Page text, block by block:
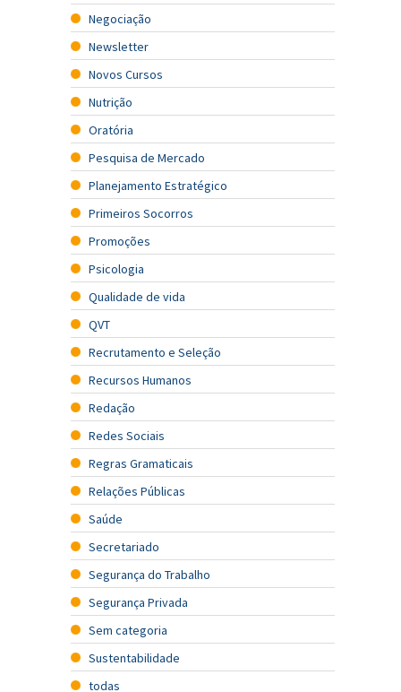
Negociação
Newsletter
Novos Cursos
Nutrição
Oratória
Pesquisa de Mercado
Planejamento Estratégico
Primeiros Socorros
Promoções
Psicologia
Qualidade de vida
QVT
Recrutamento e Seleção
Recursos Humanos
Redação
Redes Sociais
Regras Gramaticais
Relações Públicas
Saúde
Secretariado
Segurança do Trabalho
Segurança Privada
Sem categoria
Sustentabilidade
todas